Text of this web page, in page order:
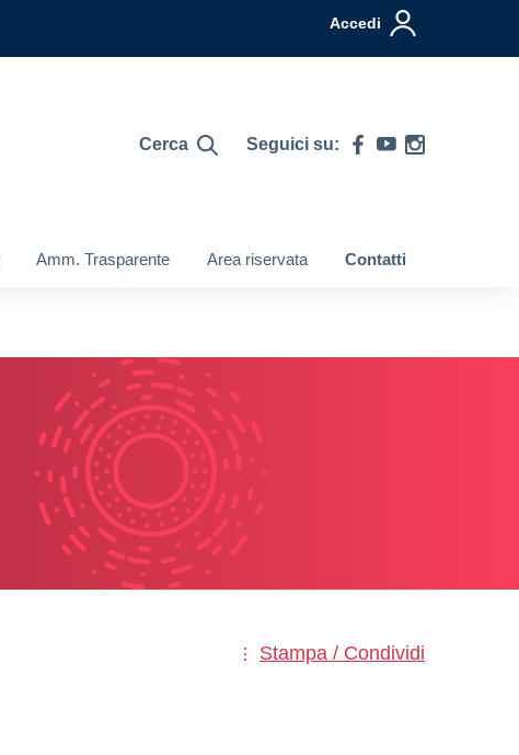
Accedi
Cerca Seguici su:
Amm. Trasparente Area riservata Contatti
Stampa / Condividi